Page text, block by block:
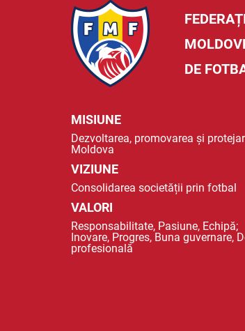
DE
MISIUNE
Dezvoltarea, promovarea și
Moldova
VIZIUNE
Consolidarea societății prin fotbal
VALORI
Responsabilitate, Pasiune, Echipă;
Inovare, Progres, Buna guvernare,
profesională